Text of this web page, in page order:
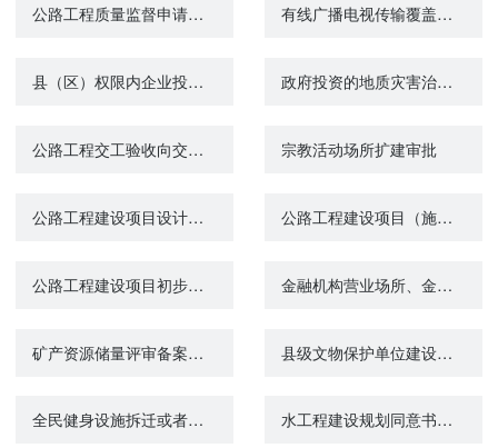
公路工程质量监督申请审核 有线广播电视传输覆盖网工程建设及验收审核
县（区）权限内企业投资项目备案 政府投资的地质灾害治理工程竣工验收
公路工程交工验收向交通主管部门备案 宗教活动场所扩建审批
公路工程建设项目设计（变更）审批 公路工程建设项目（施工图）设计审批
公路工程建设项目初步设计审批 金融机构营业场所、金库安全防范设施建设方案审批及工程验收
矿产资源储量评审备案（原名称：矿产资源储量评审备案与储量登记核准） 县级文物保护单位建设控制地带内建设工程设计方案审批
全民健身设施拆迁或者改变用途批准 水工程建设规划同意书审查结果查询